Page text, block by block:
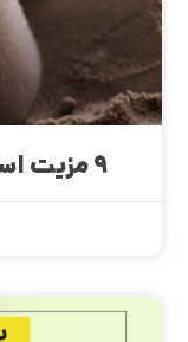
۹ مزیت استفاده از پودر پروتئین وی